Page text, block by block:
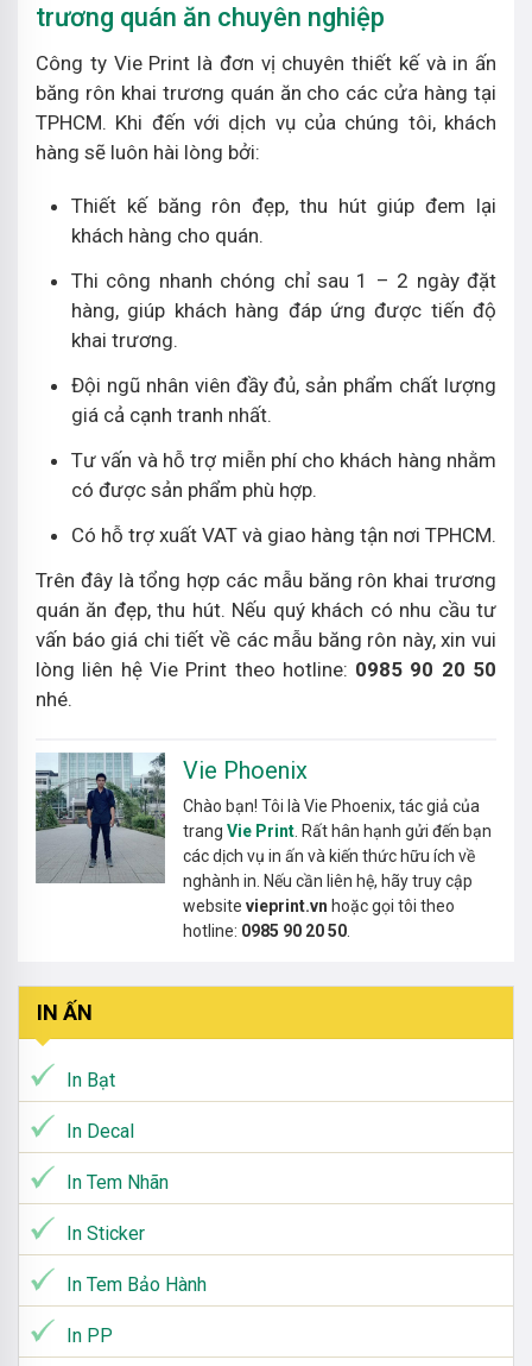
trương quán ăn chuyên nghiệp
Công ty Vie Print là đơn vị chuyên thiết kế và in ấn
băng rôn khai trương quán ăn cho các cửa hàng tại
TPHCM. Khi đến với dịch vụ của chúng tôi, khách
hàng sẽ luôn hài lòng bởi:
Thiết kế băng rôn đẹp, thu hút giúp đem lại
khách hàng cho quán.
Thi công nhanh chóng chỉ sau 1 – 2 ngày đặt
hàng, giúp khách hàng đáp ứng được tiến độ
khai trương.
Đội ngũ nhân viên đầy đủ, sản phẩm chất lượng
giá cả cạnh tranh nhất.
Tư vấn và hỗ trợ miễn phí cho khách hàng nhằm
có được sản phẩm phù hợp.
Có hỗ trợ xuất VAT và giao hàng tận nơi TPHCM.
Trên đây là tổng hợp các mẫu băng rôn khai trương
quán ăn đẹp, thu hút. Nếu quý khách có nhu cầu tư
vấn báo giá chi tiết về các mẫu băng rôn này, xin vui
lòng liên hệ Vie Print theo hotline: 0985 90 20 50
nhé.
Vie Phoenix
Chào bạn! Tôi là Vie Phoenix, tác giả của
trangVie Print. Rất hân hạnh gửi đến bạn
các dịch vụ in ấn và kiến thức hữu ích về
nghành in. Nếu cần liên hệ, hãy truy cập
websitevieprint.vn hoặc gọi tôi theo
hotline: 0985 90 20 50.
IN ẤN
In Bạt
In Decal
In Tem Nhãn
In Sticker
In Tem Bảo Hành
In PP